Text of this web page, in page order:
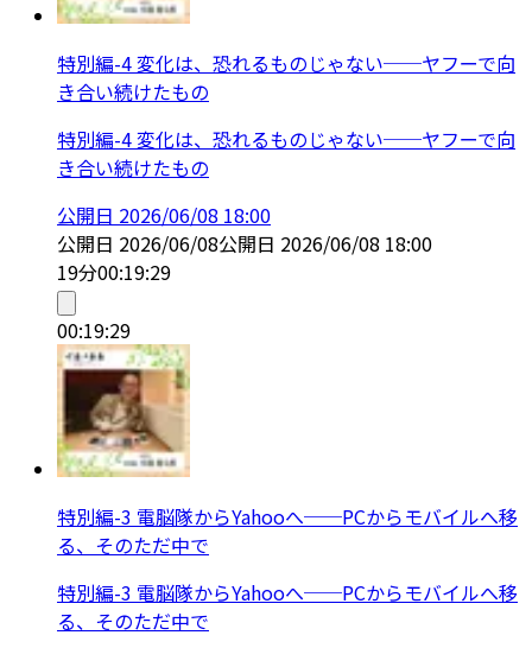
特別編-4 変化は、恐れるものじゃない──ヤフーで向
き合い続けたもの
特別編-4 変化は、恐れるものじゃない──ヤフーで向
き合い続けたもの
公開日 2026/06/08 18:00
公開日 2026/06/08公開日 2026/06/08 18:00
19分00:19:29
00:19:29
特別編-3 電脳隊からYahooへ──PCからモバイルへ移
る、そのただ中で
特別編-3 電脳隊からYahooへ──PCからモバイルへ移
る、そのただ中で